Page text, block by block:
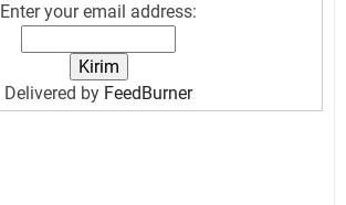
Enter your email address:
Delivered by FeedBurner